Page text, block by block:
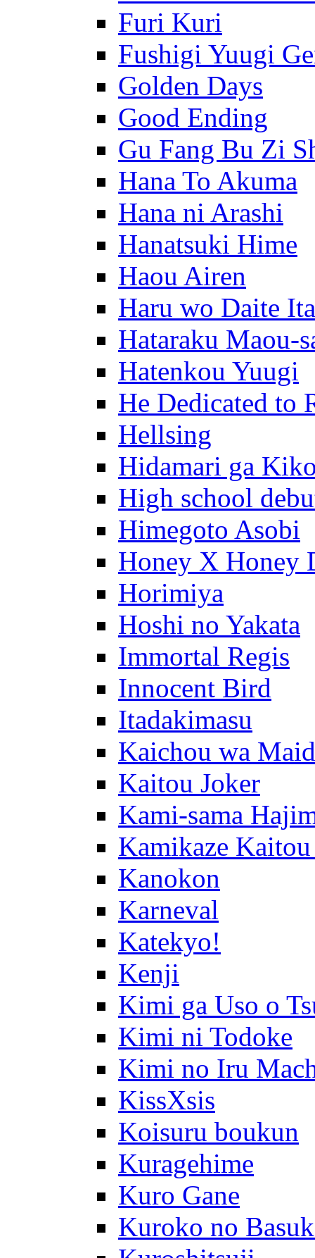
Furi Kuri
Fushigi Yuugi
Golden Days
Good Ending
Gu Fang Bu Zi
Hana To Akuma
Hana ni Arashi
Hanatsuki Hime
Haou Airen
Haru wo Daite Ita
Hataraku Maou-
Hatenkou Yuugi
He Dedicated to
Hellsing
Hidamari ga
High school
Himegoto Asobi
Honey X Honey
Horimiya
Hoshi no Yakata
Immortal Regis
Innocent Bird
Itadakimasu
Kaichou wa
Kaitou Joker
Kami-sama
Kamikaze Kaitou
Kanokon
Karneval
Katekyo!
Kenji
Kimi ga Uso o
Kimi ni Todoke
Kimi no Iru
KissXsis
Koisuru boukun
Kuragehime
Kuro Gane
Kuroko no